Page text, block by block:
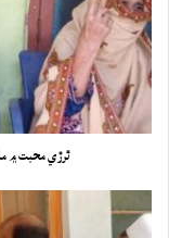
ٿرڙي محبت ۾